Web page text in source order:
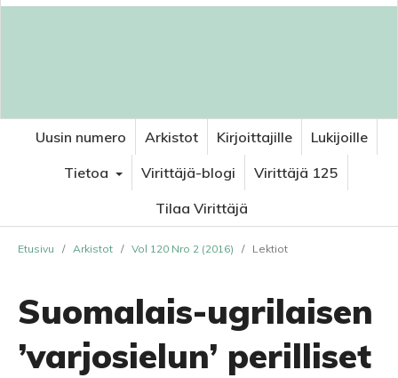
Uusin numero Arkistot Kirjoittajille
Lukijoille
Tietoa
Virittäjä-blogi
Virittäjä 125
Tilaa Virittäjä
Etusivu / Arkistot / Vol 120 Nro 2 (2016) / Lektiot
Suomalais-ugrilaisen
’varjosielun’ perilliset